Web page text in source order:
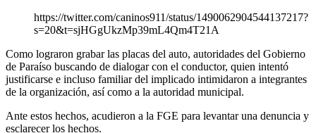
https://twitter.com/caninos911/status/1490062904544137217?
s=20&t=sjHGgUkzMp39mL4Qm4T21A
Como lograron grabar las placas del auto, autoridades del Gobierno
de Paraíso buscando de dialogar con el conductor, quien intentó
justificarse e incluso familiar del implicado intimidaron a integrantes
de la organización, así como a la autoridad municipal.
Ante estos hechos, acudieron a la FGE para levantar una denuncia y
esclarecer los hechos.